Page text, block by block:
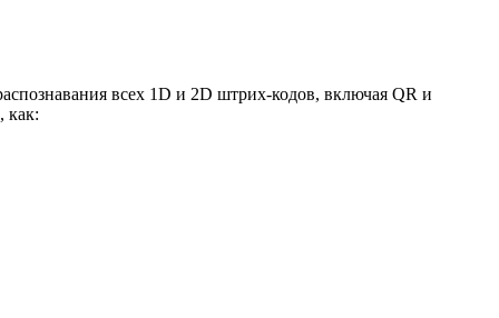
всех 1D и 2D штрих-кодов, включая QR и
как: